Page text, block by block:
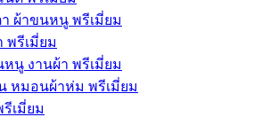
ผ้าขนหนู พรีเมี่ยม
พรีเมี่ยม
หนู งานผ้า พรีเมี่ยม
หมอนผ้าห่ม พรีเมี่ยม
รีเมี่ยม